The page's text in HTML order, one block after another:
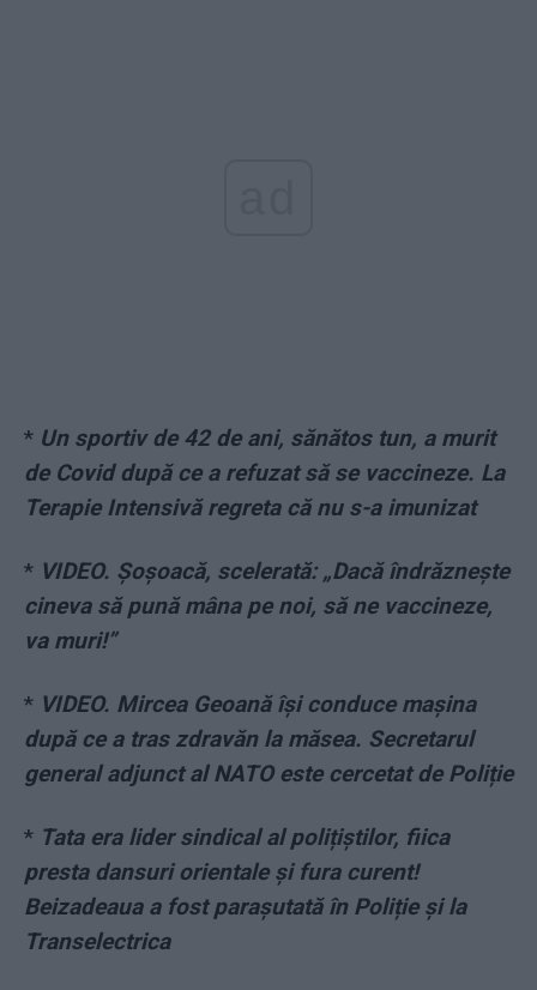
* Un sportiv de 42 de ani, sănătos tun, a murit
de Covid după ce a refuzat să se vaccineze. La
Terapie Intensivă regreta că nu s-a imunizat
* VIDEO. Șoșoacă, scelerată: „Dacă îndrăznește
cineva să pună mâna pe noi, să ne vaccineze,
va muri!”
* VIDEO. Mircea Geoană își conduce mașina
după ce a tras zdravăn la măsea. Secretarul
general adjunct al NATO este cercetat de Poliție
* Tata era lider sindical al polițiștilor, fiica
presta dansuri orientale și fura curent!
Beizadeaua a fost parașutată în Poliție și la
Transelectrica